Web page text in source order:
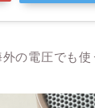
の電圧でも使